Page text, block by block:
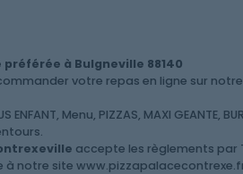
à Bulgneville 88140
votre repas en ligne sur
Menu, PIZZAS, MAXI GEANTE,
accepte les règlements par
notre site